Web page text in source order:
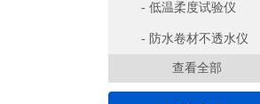
- 低温柔度试验仪
- 防水卷材不透水仪
查看全部